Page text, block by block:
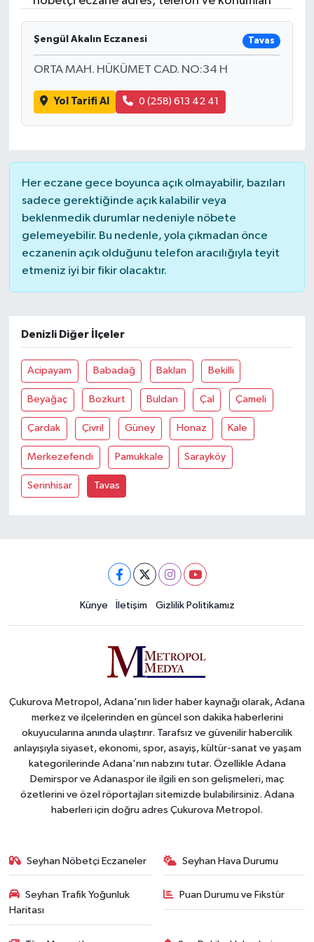
Şengül Akalın Eczanesi Tavas
ORTA MAH. HÜKÜMET CAD. NO:34 H
Yol Tarifi Al 0 (258) 613 42 41
Her eczane gece boyunca açık olmayabilir, bazıları
sadece gerektiğinde açık kalabilir veya
beklenmedik durumlar nedeniyle nöbete
gelemeyebilir. Bu nedenle, yola çıkmadan önce
eczanenin açık olduğunu telefon aracılığıyla teyit
etmeniz iyi bir fikir olacaktır.
Denizli Diğer İlçeler
Acipayam Babadağ Baklan Bekilli
Beyağaç Bozkurt Buldan Çal Çameli
Çardak Çivril Güney Honaz Kale
Merkezefendi Pamukkale Sarayköy
Serinhisar Tavas
Künye İletişim Gizlilik Politikamız
Çukurova Metropol, Adana'nın lider haber kaynağı olarak, Adana
merkez ve ilçelerinden en güncel son dakika haberlerini
okuyucularına anında ulaştırır. Tarafsız ve güvenilir habercilik
anlayışıyla siyaset, ekonomi, spor, asayiş, kültür-sanat ve yaşam
kategorilerinde Adana'nın nabzını tutar. Özellikle Adana
Demirspor ve Adanaspor ile ilgili en son gelişmeleri, maç
özetlerini ve özel röportajları sitemizde bulabilirsiniz. Adana
haberleri için doğru adres Çukurova Metropol.
Seyhan Nöbetçi Eczaneler Seyhan Hava Durumu
Seyhan Trafik Yoğunluk
Haritası
Puan Durumu ve Fikstür
Resmi İlanlar